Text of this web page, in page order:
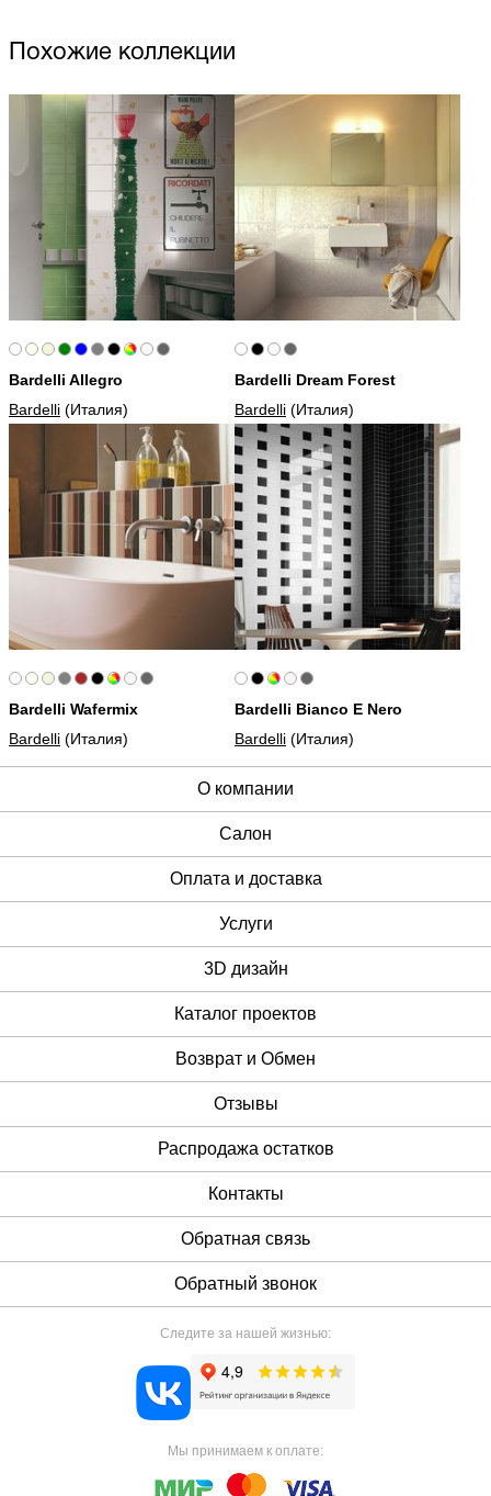
Похожие коллекции
Bardelli Allegro
Bardelli (Италия)
Bardelli Dream Forest
Bardelli (Италия)
Bardelli Wafermix
Bardelli (Италия)
Bardelli Bianco E Nero
Bardelli (Италия)
О компании
Cалон
Оплата и доставка
Услуги
3D дизайн
Каталог проектов
Возврат и Обмен
Отзывы
Распродажа остатков
Контакты
Обратная связь
Обратный звонок
Следите за нашей жизнью:
Мы принимаем к оплате: